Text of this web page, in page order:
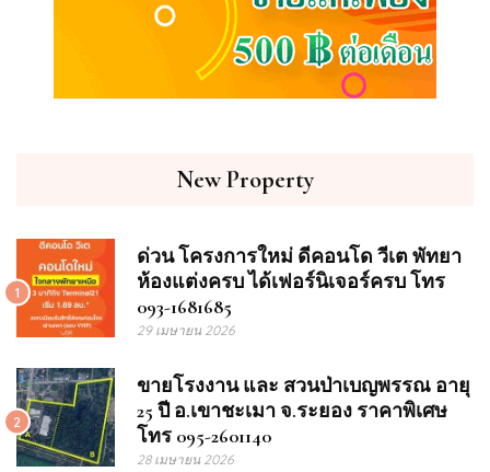
New Property
1
ด่วน โครงการใหม่ ดีคอนโด วีเต พัทยา
ห้องแต่งครบ ได้เฟอร์นิเจอร์ครบ โทร
093-1681685
29 เมษายน 2026
2
ขายโรงงาน และ สวนป่าเบญพรรณ อายุ
25 ปี อ.เขาชะเมา จ.ระยอง ราคาพิเศษ
โทร 095-2601140
28 เมษายน 2026